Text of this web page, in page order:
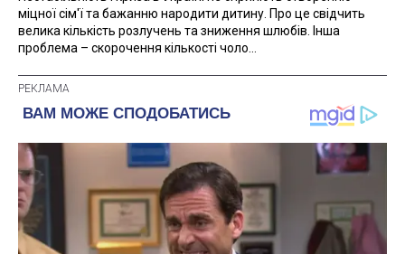
міцної сім'ї та бажанню народити дитину. Про це свідчить
велика кількість розлучень та зниження шлюбів. Інша
проблема – скорочення кількості чоло...